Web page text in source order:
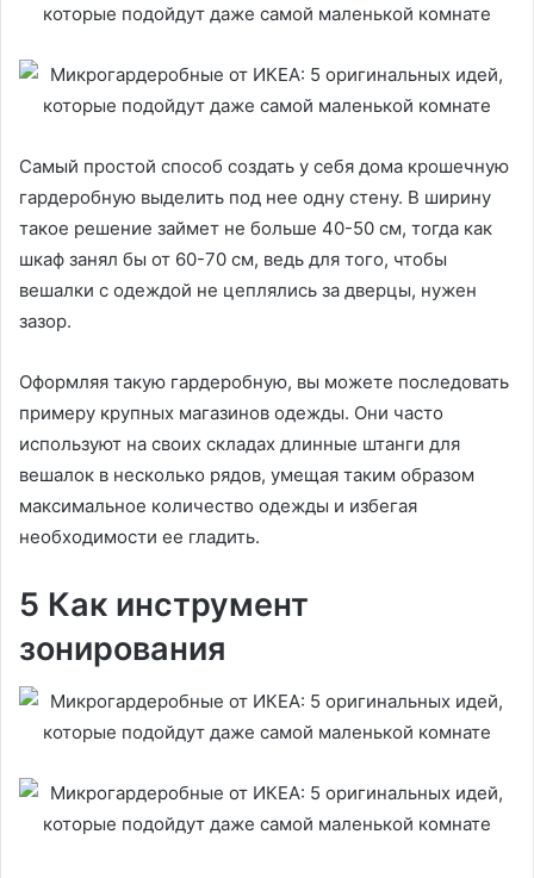
Самый простой способ создать у себя дома крошечную
гардеробную выделить под нее одну стену. В ширину
такое решение займет не больше 40-50 см, тогда как
шкаф занял бы от 60-70 см, ведь для того, чтобы
вешалки с одеждой не цеплялись за дверцы, нужен
зазор.
Оформляя такую гардеробную, вы можете последовать
примеру крупных магазинов одежды. Они часто
используют на своих складах длинные штанги для
вешалок в несколько рядов, умещая таким образом
максимальное количество одежды и избегая
необходимости ее гладить.
5 Как инструмент
зонирования